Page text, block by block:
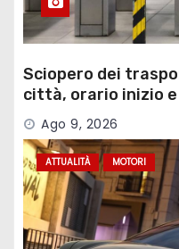
Sciopero dei
città, orario inizio e
Ago 9, 2026
ATTUALITÀ MOTORI